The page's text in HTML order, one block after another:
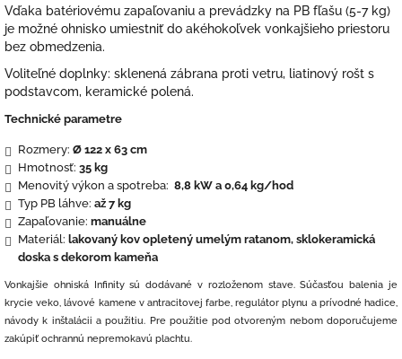
Vďaka batériovému zapaľovaniu a prevádzky na PB fľašu (5-7 kg)
je možné ohnisko umiestniť do akéhokoľvek vonkajšieho priestoru
bez obmedzenia.
Voliteľné doplnky: sklenená zábrana proti vetru, liatinový rošt s
podstavcom, keramické polená.
Technické parametre
Rozmery: Ø122 x 63 cm
Hmotnosť: 35 kg
Menovitý výkon a spotreba: 8,8 kW a 0,64 kg/hod
Typ PB láhve: až 7 kg
Zapaľovanie: manuálne
Materiál: lakovaný kov opletený umelým ratanom, sklokeramická
doska s dekorom kameňa
Vonkajšie ohniská Infinity sú dodávané v rozloženom stave. Súčasťou balenia je
krycie veko, lávové kamene v antracitovej farbe, regulátor plynu a prívodné hadice,
návody k inštalácii a použitiu. Pre použitie pod otvoreným nebom doporučujeme
zakúpiť ochrannú nepremokavú plachtu.